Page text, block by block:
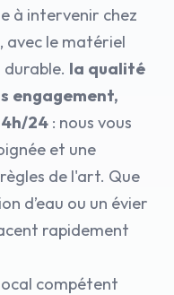
à intervenir chez
avec le matériel
la qualité
engagement,
24 : nous vous
et une
de l'art. Que
d’eau ou un évier
rapidement
compétent